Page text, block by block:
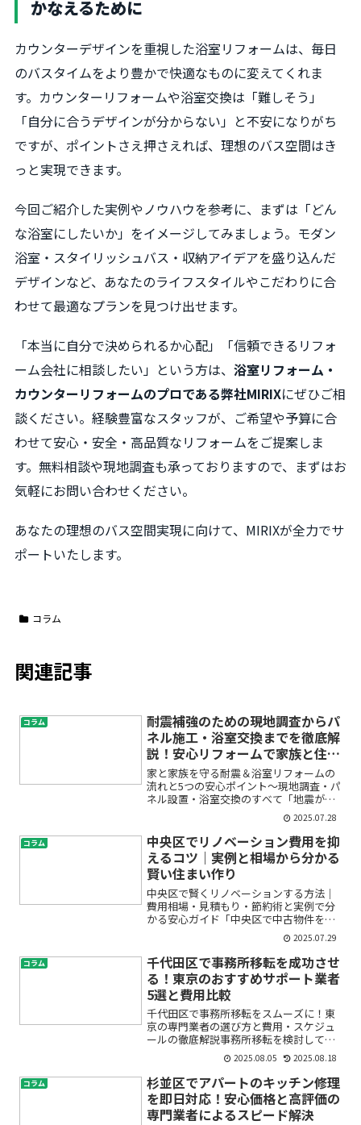
かなえるために
カウンターデザインを重視した浴室リフォームは、毎日
のバスタイムをより豊かで快適なものに変えてくれま
す。カウンターリフォームや浴室交換は「難しそう」
「自分に合うデザインが分からない」と不安になりがち
ですが、ポイントさえ押さえれば、理想のバス空間はき
っと実現できます。
今回ご紹介した実例やノウハウを参考に、まずは「どん
な浴室にしたいか」をイメージしてみましょう。モダン
浴室・スタイリッシュバス・収納アイデアを盛り込んだ
デザインなど、あなたのライフスタイルやこだわりに合
わせて最適なプランを見つけ出せます。
「本当に自分で決められるか心配」「信頼できるリフォ
ーム会社に相談したい」という方は、 浴室リフォーム・
カウンターリフォームのプロである弊社MIRIXにぜひご相
談ください。経験豊富なスタッフが、ご希望や予算に合
わせて安心・安全・高品質なリフォームをご提案しま
す。無料相談や現地調査も承っておりますので、まずはお
気軽にお問い合わせください。
あなたの理想のバス空間実現に向けて、MIRIXが全力でサ
ポートいたします。
コラム
関連記事
コラム
耐震補強のための現地調査からパ
ネル施工・浴室交換までを徹底解
説！安心リフォームで家族と住ま
いを守る5つのポイント
家と家族を守る耐震＆浴室リフォームの
流れと5つの安心ポイント～現地調査・パ
ネル設置・浴室交換のすべて「地震が増
えてきて、自宅の耐震性が心配」「お風
呂の老朽化も気になっているけど、どこ
から手をつければいいの？」そんな不安
や疑問をお持ちではあり...
2025.07.28
コラム
中央区でリノベーション費用を抑
えるコツ｜実例と相場から分かる
賢い住まい作り
中央区で賢くリノベーションする方法｜
費用相場・見積もり・節約術と実例で分
かる安心ガイド「中央区で中古物件を購
入して自分好みにリノベーションした
い」「リノベーション費用がどれくらい
かかるのか不安」「予算内でおしゃれに
できる方法を知りたい」。都...
2025.07.29
コラム
千代田区で事務所移転を成功させ
る！東京のおすすめサポート業者
5選と費用比較
千代田区で事務所移転をスムーズに！東
京の専門業者の選び方と費用・スケジュ
ールの徹底解説事務所移転を検討してい
るけれど、「どんな手順で進めればいい
の？」「費用はどれくらいかかるの？」
「信頼できるサポート業者はどこ？」
と、不安や疑問を抱えていま...
2025.08.05 2025.08.18
コラム
杉並区でアパートのキッチン修理
を即日対応！安心価格と高評価の
専門業者によるスピード解決